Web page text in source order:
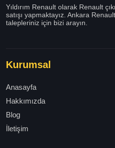
Yıldırım Renault olarak Renault
satışı yapmaktayız. Ankara
talepleriniz için bizi arayın.
Kurumsal
Anasayfa
Hakkımızda
Blog
İletişim